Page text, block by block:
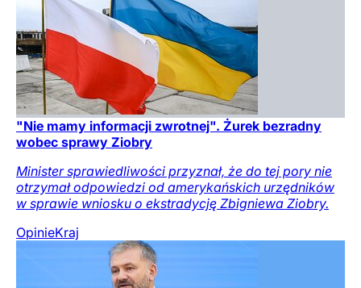
"Nie mamy informacji zwrotnej". Żurek bezradny
wobec sprawy Ziobry
Minister sprawiedliwości przyznał, że do tej pory nie
otrzymał odpowiedzi od amerykańskich urzędników
w sprawie wniosku o ekstradycję Zbigniewa Ziobry.
OpinieKraj